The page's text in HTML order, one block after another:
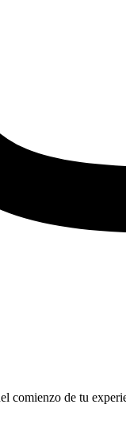
comienzo de tu